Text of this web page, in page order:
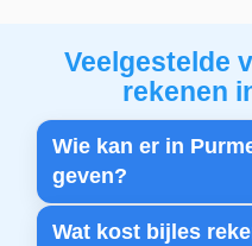
Veelgestelde
rekenen
Wie kan er in
geven?
Wat kost bijles